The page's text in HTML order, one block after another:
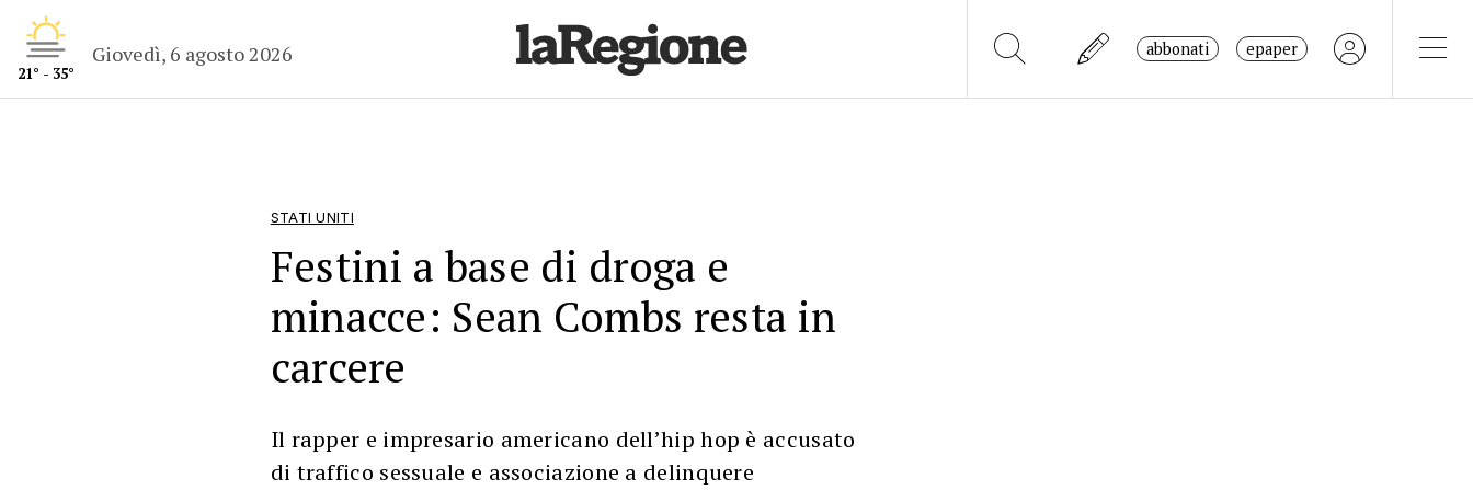
21° - 35°
Giovedì, 6 agosto 2026 abbonati epaper
STATI UNITI
Festini a base di droga e
minacce: Sean Combs resta in
carcere
Il rapper e impresario americano dell’hip hop è accusato
di traffico sessuale e associazione a delinquere